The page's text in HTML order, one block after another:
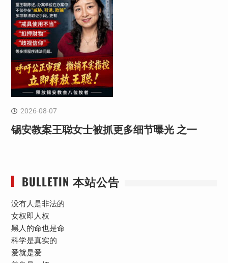
2026-08-07
锡安教案王聪女士被抓更多细节曝光 之一
BULLETIN 本站公告
没有人是非法的
女权即人权
黑人的命也是命
科学是真实的
爱就是爱